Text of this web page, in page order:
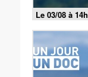
Le 03/08 à 14h